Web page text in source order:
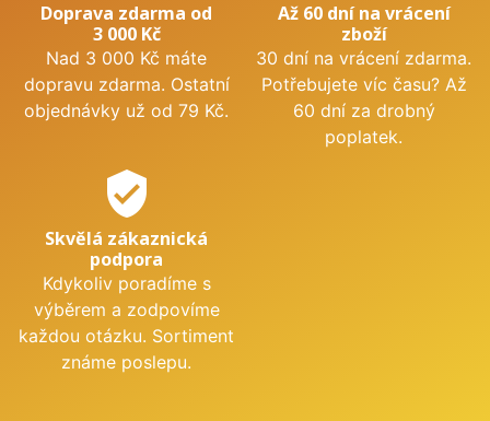
Doprava zdarma od
3 000 Kč
Nad 3 000 Kč máte
dopravu zdarma. Ostatní
objednávky už od 79 Kč.
Až 60 dní na vrácení
zboží
30 dní na vrácení zdarma.
Potřebujete víc času? Až
60 dní za drobný
poplatek.
verified_user
Skvělá zákaznická
podpora
Kdykoliv poradíme s
výběrem a zodpovíme
každou otázku. Sortiment
známe poslepu.